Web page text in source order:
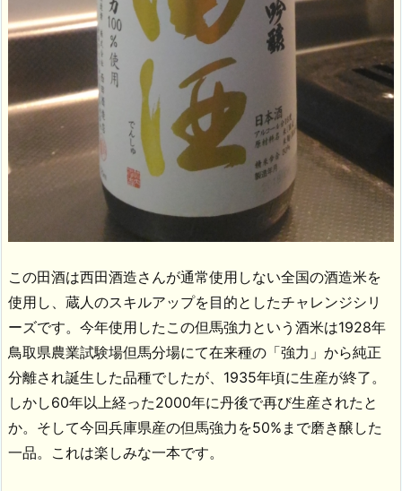
この田酒は西田酒造さんが通常使用しない全国の酒造米を
使用し、蔵人のスキルアップを目的としたチャレンジシリ
ーズです。今年使用したこの但馬強力という酒米は1928年
鳥取県農業試験場但馬分場にて在来種の「強力」から純正
分離され誕生した品種でしたが、1935年頃に生産が終了。
しかし60年以上経った2000年に丹後で再び生産されたと
か。そして今回兵庫県産の但馬強力を50%まで磨き醸した
一品。これは楽しみな一本です。